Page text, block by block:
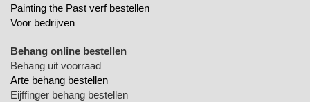
Painting the Past verf bestellen
Voor bedrijven
Behang online bestellen
Behang uit voorraad
Arte behang bestellen
Eijffinger behang bestellen